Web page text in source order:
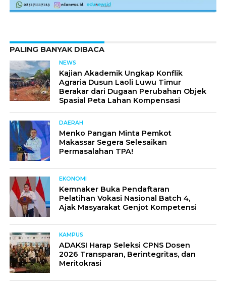
PALING BANYAK DIBACA
NEWS
Kajian Akademik Ungkap Konflik
Agraria Dusun Laoli Luwu Timur
Berakar dari Dugaan Perubahan Objek
Spasial Peta Lahan Kompensasi
DAERAH
Menko Pangan Minta Pemkot
Makassar Segera Selesaikan
Permasalahan TPA!
EKONOMI
Kemnaker Buka Pendaftaran
Pelatihan Vokasi Nasional Batch 4,
Ajak Masyarakat Genjot Kompetensi
KAMPUS
ADAKSI Harap Seleksi CPNS Dosen
2026 Transparan, Berintegritas, dan
Meritokrasi